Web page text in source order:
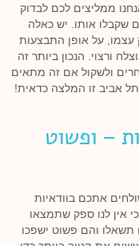
ממליצים לכם לבדוק
שקבלו אותו. יש כאלה
עצמו, על אופן התבצעות
ורצוי. הנכון ביותר זה
ולשקול אם זה מתאים
אביב זו המלצה כדאית!
– ופשוט
אתכם בוודאיות
אין לנו ספק שתמצאו
תשאלו והם פשוט ישפכו